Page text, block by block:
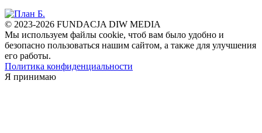
© 2023-2026 FUNDACJA DIW MEDIA
Мы используем файлы cookie, чтоб вам было удобно и
безопасно пользоваться нашим сайтом, а также для улучшения
его работы.
Политика конфиденциальности
Я принимаю